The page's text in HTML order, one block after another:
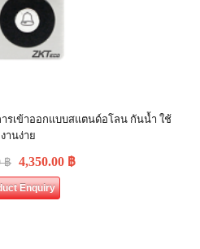
รเข้าออกแบบสแตนด์อโลน กันน้ำ ใช้
งานง่าย
฿ 4,350.00 ฿
Enquiry